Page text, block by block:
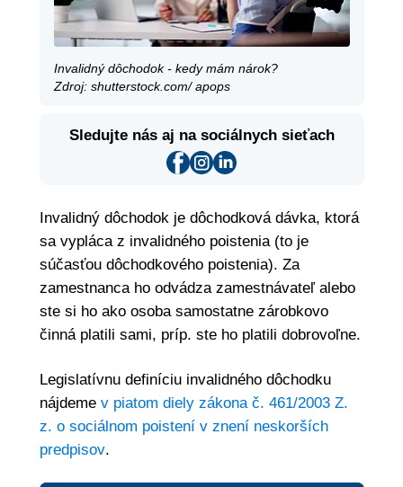
Invalidný dôchodok - kedy mám nárok?
Zdroj: shutterstock.com/ apops
Sledujte nás aj na sociálnych sieťach
Invalidný dôchodok je dôchodková dávka, ktorá
sa vypláca z invalidného poistenia (to je
súčasťou dôchodkového poistenia). Za
zamestnanca ho odvádza zamestnávateľ alebo
ste si ho ako osoba samostatne zárobkovo
činná platili sami, príp. ste ho platili dobrovoľne.
Legislatívnu definíciu invalidného dôchodku
nájdeme v piatom diely zákona č. 461/2003 Z.
z. o sociálnom poistení v znení neskorších
predpisov.